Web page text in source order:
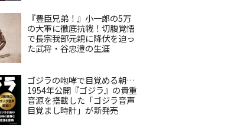
『豊臣兄弟！』小一郎の5万
の大軍に徹底抗戦！切腹覚悟
で長宗我部元親に降伏を迫っ
た武将・谷忠澄の生涯
ゴジラの咆哮で目覚める朝…
1954年公開『ゴジラ』の貴重
音源を搭載した「ゴジラ音声
目覚まし時計」が新発売